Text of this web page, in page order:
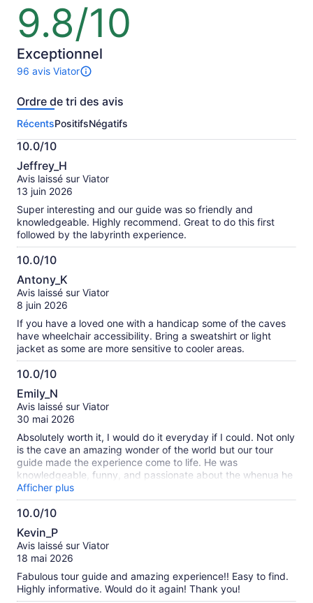
9.8/10
9.8
sur
10
Exceptionnel
96 avis Viator
Il
a
sur
cette
activité.
Plus
de
renseignements
les
avis
vérifiés
Ordre de tri des avis
RécentsPositifsNégatifs
10.0/10
10.0
sur
10
Jeffrey_H
Avis laissé sur Viator
13 juin 2026
Super interesting and our guide was so friendly and
knowledgeable. Highly recommend. Great to do this first
followed by the labyrinth experience.
10.0/10
10.0
sur
10
Antony_K
Avis laissé sur Viator
8 juin 2026
If you have a loved one with a handicap some of the caves
have wheelchair accessibility. Bring a sweatshirt or light
jacket as some are more sensitive to cooler areas.
10.0/10
10.0
sur
10
Emily_N
Avis laissé sur Viator
30 mai 2026
Absolutely worth it, I would do it everyday if I could. Not only
is the cave an amazing wonder of the world but our tour
guide made the experience come to life. He was
knowledgeable, funny, and passionate about the whenua he
is a kaitiakitanga ( the land he is guardian over).
Afficher plus
10.0/10
10.0
sur
10
Kevin_P
Avis laissé sur Viator
18 mai 2026
Fabulous tour guide and amazing experience!! Easy to find.
Highly informative. Would do it again! Thank you!